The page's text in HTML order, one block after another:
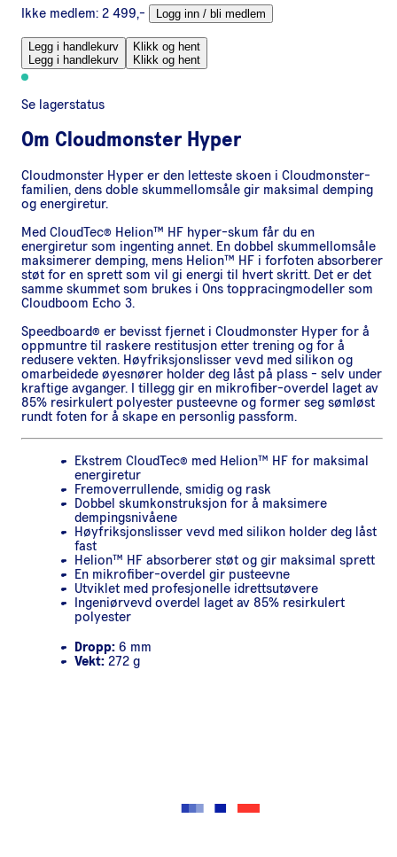
Ikke medlem: 2 499,- Logg inn / bli medlem
Legg i handlekurv
Legg i handlekurv
Klikk og hent
Klikk og hent
Se lagerstatus
Om Cloudmonster Hyper
Cloudmonster Hyper er den letteste skoen i Cloudmonster-
familien, dens doble skummellomsåle gir maksimal demping
og energiretur.
Med CloudTec® Helion™ HF hyper-skum får du en
energiretur som ingenting annet. En dobbel skummellomsåle
maksimerer demping, mens Helion™ HF i forfoten absorberer
støt for en sprett som vil gi energi til hvert skritt. Det er det
samme skummet som brukes i Ons toppracingmodeller som
Cloudboom Echo 3.
Speedboard® er bevisst fjernet i Cloudmonster Hyper for å
oppmuntre til raskere restitusjon etter trening og for å
redusere vekten. Høyfriksjonslisser vevd med silikon og
omarbeidede øyesnører holder deg låst på plass - selv under
kraftige avganger. I tillegg gir en mikrofiber-overdel laget av
85% resirkulert polyester pusteevne og former seg sømløst
rundt foten for å skape en personlig passform.
Ekstrem CloudTec® med Helion™ HF for maksimal
energiretur
Fremoverrullende, smidig og rask
Dobbel skumkonstruksjon for å maksimere
dempingsnivåene
Høyfriksjonslisser vevd med silikon holder deg låst
fast
Helion™ HF absorberer støt og gir maksimal sprett
En mikrofiber-overdel gir pusteevne
Utviklet med profesjonelle idrettsutøvere
Ingeniørvevd overdel laget av 85% resirkulert
polyester
Dropp: 6 mm
Vekt: 272 g